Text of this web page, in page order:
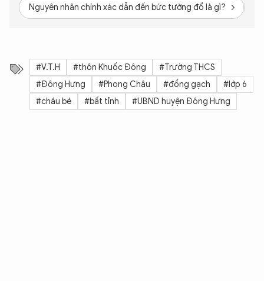
Nguyên nhân chính xác dẫn đến bức tường đổ là gì?
#V.T.H #thôn Khuốc Đông
#Trường THCS
#Đông Hưng
#Phong Châu #đống gạch
#lớp 6
#cháu bé
#bất tỉnh #UBND huyện Đông Hưng